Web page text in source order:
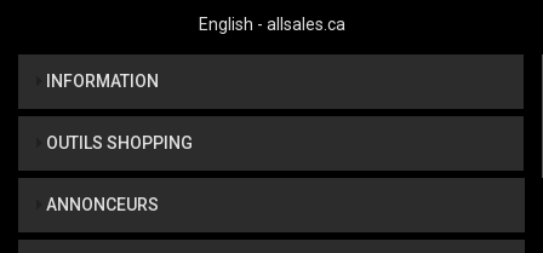
English - allsales.ca
INFORMATION
OUTILS SHOPPING
ANNONCEURS